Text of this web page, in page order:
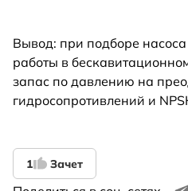
Вывод: при подборе
работы в
запас по давлению на
гидросопротивлений и
1 Зачет